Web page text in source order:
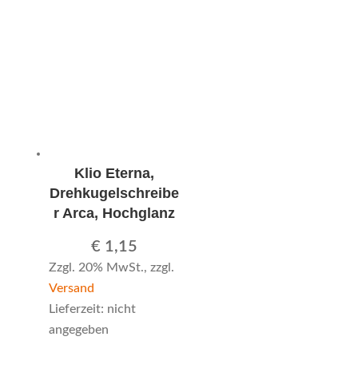
Klio Eterna,
Drehkugelschreibe
r Arca, Hochglanz
€ 1,15
Zzgl. 20% MwSt., zzgl.
Versand
Lieferzeit: nicht
angegeben